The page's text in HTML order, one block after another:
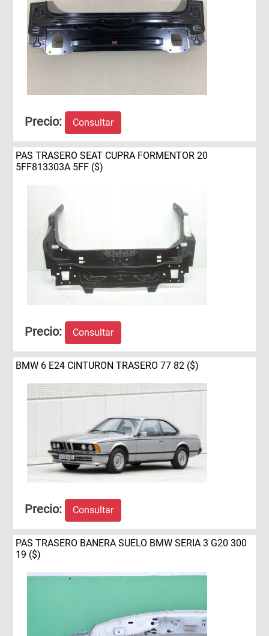
Precio: Consultar
PAS TRASERO SEAT CUPRA FORMENTOR 20
5FF813303A 5FF ($)
Precio: Consultar
BMW 6 E24 CINTURON TRASERO 77 82 ($)
Precio: Consultar
PAS TRASERO BANERA SUELO BMW SERIA 3 G20 300
19 ($)